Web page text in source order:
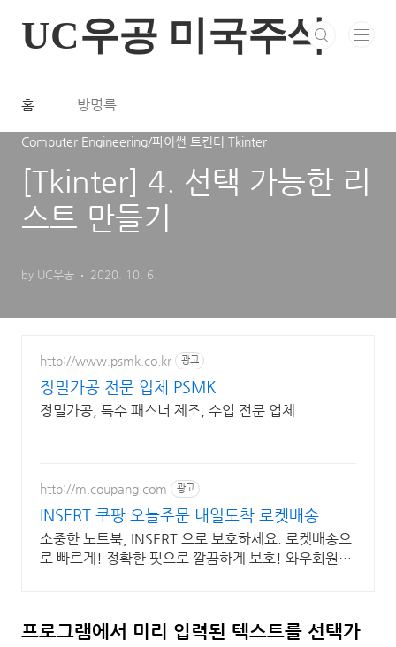
UC우공 미국주식
홈 방명록
Computer Engineering/파이썬 트킨터 Tkinter
[Tkinter] 4. 선택 가능한 리
스트 만들기
by UC우공 2020. 10. 6.
http://www.psmk.co.kr 광고
정밀가공 전문 업체 PSMK
정밀가공, 특수 패스너 제조, 수입 전문 업체
http://m.coupang.com 광고
INSERT 쿠팡 오늘주문 내일도착 로켓배송
소중한 노트북, INSERT 으로 보호하세요. 로켓배송으
로 빠르게! 정확한 핏으로 깔끔하게 보호! 와우회원
프로그램에서 미리 입력된 텍스트를 선택가